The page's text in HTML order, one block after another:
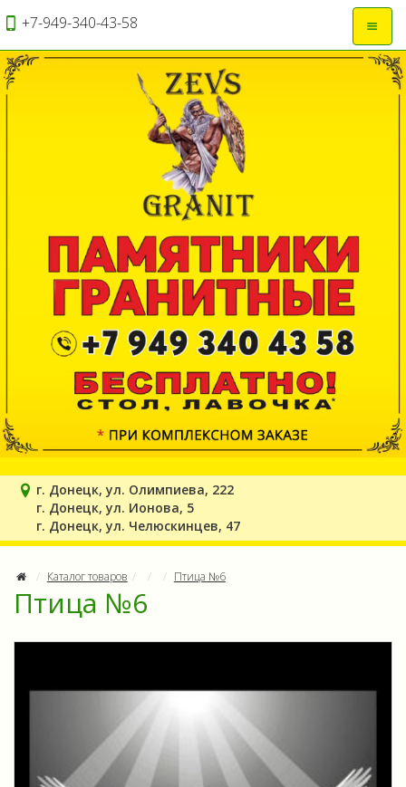
+7-949-340-43-58
г. Донецк, ул. Олимпиева, 222
г. Донецк, ул. Ионова, 5
г. Донецк, ул. Челюскинцев, 47
Каталог товаров Птица №6
Птица №6